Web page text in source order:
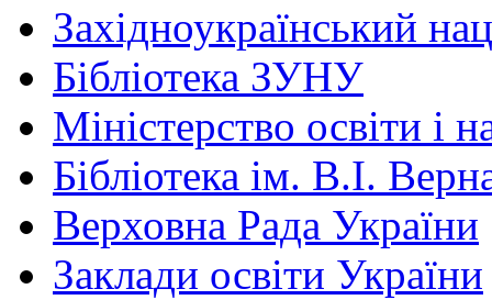
Західноукраїнський
Бібліотека ЗУНУ
Міністерство освіти і
Бібліотека ім. В.І.
Верховна Рада України
Заклади освіти України